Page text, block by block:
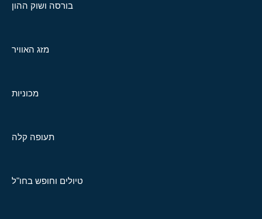
בורסה ושוק ההון
מזג האוויר
מכוניות
תעופה קלה
טיולים וחופש בחו"ל